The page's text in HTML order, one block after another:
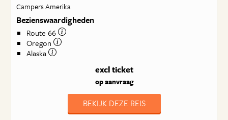
Campers Amerika
Bezienswaardigheden
Route 66
Oregon
Alaska
excl ticket
op aanvraag
BEKIJK DEZE REIS